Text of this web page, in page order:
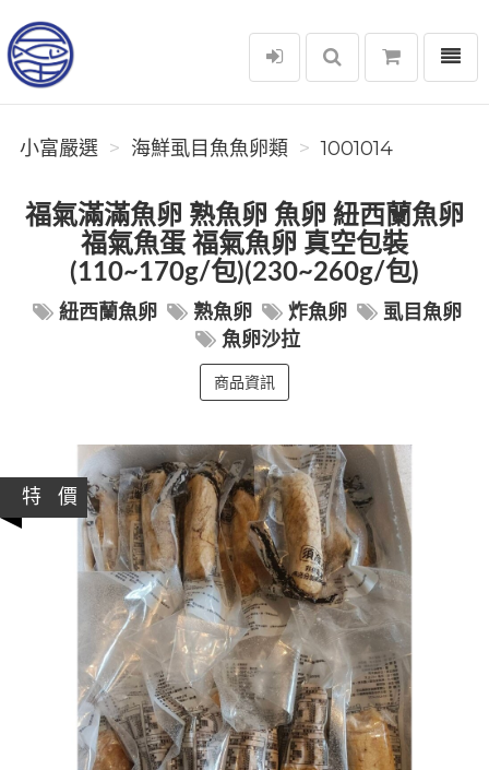
小富嚴選
選單
小富嚴選 海鮮虱目魚魚卵類 1001014
福氣滿滿魚卵 熟魚卵 魚卵 紐西蘭魚卵
福氣魚蛋 福氣魚卵 真空包裝
(110~170g/包)(230~260g/包)
紐西蘭魚卵 熟魚卵 炸魚卵
虱目魚卵
魚卵沙拉
商品資訊
特 價